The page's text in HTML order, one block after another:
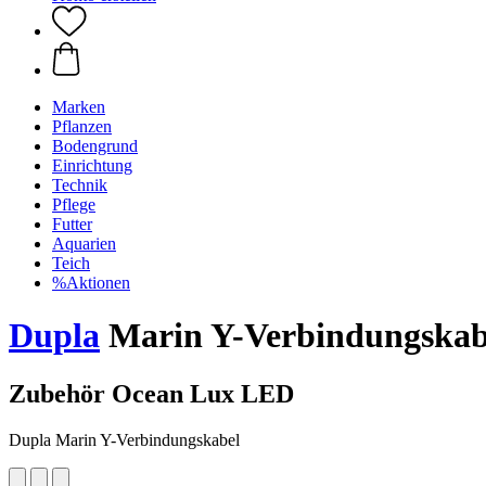
Marken
Pflanzen
Bodengrund
Einrichtung
Technik
Pflege
Futter
Aquarien
Teich
%Aktionen
Dupla Marin Y-
Zubehör Ocean Lux LED
Dupla Marin Y-Verbindungskabel